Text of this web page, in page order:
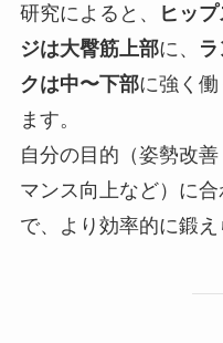
研究によると、
ヒッ
ジは大臀筋上部に、
クは中〜下部に強く
ます。
自分の目的（姿勢改
マンス向上など）に
で、より効率的に鍛え